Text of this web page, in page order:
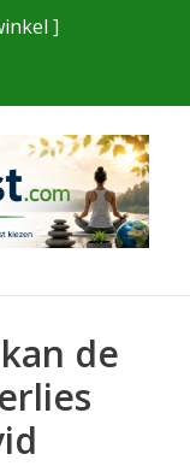
]
de